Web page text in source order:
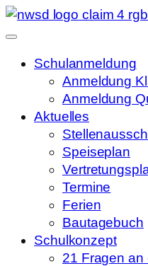
Schulanmeldung
Anmeldung
Anmeldung
Aktuelles
Speiseplan
Termine
Ferien
Bautagebuch
Schulkonzept
21 Fragen an